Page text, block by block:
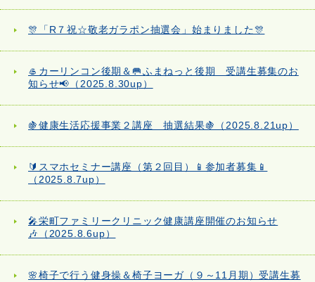
🎊「R７祝☆敬老ガラポン抽選会」始まりました🎊
🥌カーリンコン後期＆🥅ふまねっと後期 受講生募集のお
知らせ📢（2025.8.30up）
🍇健康生活応援事業２講座 抽選結果🍇（2025.8.21up）
🔰スマホセミナー講座（第２回目）📱参加者募集📱
（2025.8.7up）
🎤栄町ファミリークリニック健康講座開催のお知らせ
🎶（2025.8.6up）
🌸椅子で行う健身操＆椅子ヨーガ（９～11月期）受講生募